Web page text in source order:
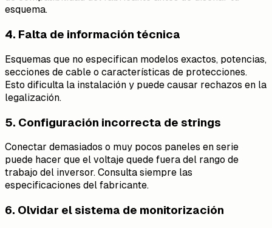
esquema.
4. Falta de información técnica
Esquemas que no especifican modelos exactos, potencias,
secciones de cable o características de protecciones.
Esto dificulta la instalación y puede causar rechazos en la
legalización.
5. Configuración incorrecta de strings
Conectar demasiados o muy pocos paneles en serie
puede hacer que el voltaje quede fuera del rango de
trabajo del inversor. Consulta siempre las
especificaciones del fabricante.
6. Olvidar el sistema de monitorización